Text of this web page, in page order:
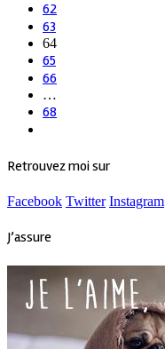
62
63
64
65
66
…
68
Retrouvez moi sur
Facebook Twitter Instagram
J’assure